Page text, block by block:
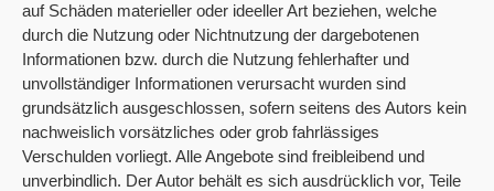
auf Schäden materieller oder ideeller Art beziehen, welche
durch die Nutzung oder Nichtnutzung der dargebotenen
Informationen bzw. durch die Nutzung fehlerhafter und
unvollständiger Informationen verursacht wurden sind
grundsätzlich ausgeschlossen, sofern seitens des Autors kein
nachweislich vorsätzliches oder grob fahrlässiges
Verschulden vorliegt. Alle Angebote sind freibleibend und
unverbindlich. Der Autor behält es sich ausdrücklich vor, Teile